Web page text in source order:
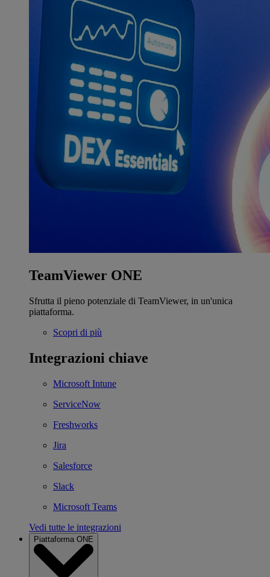
TeamViewer ONE
Sfrutta il pieno potenziale di TeamViewer, in un'unica
piattaforma.
Scopri di più
Integrazioni chiave
Microsoft Intune
ServiceNow
Freshworks
Jira
Salesforce
Slack
Microsoft Teams
Vedi tutte le integrazioni
Piattaforma ONE